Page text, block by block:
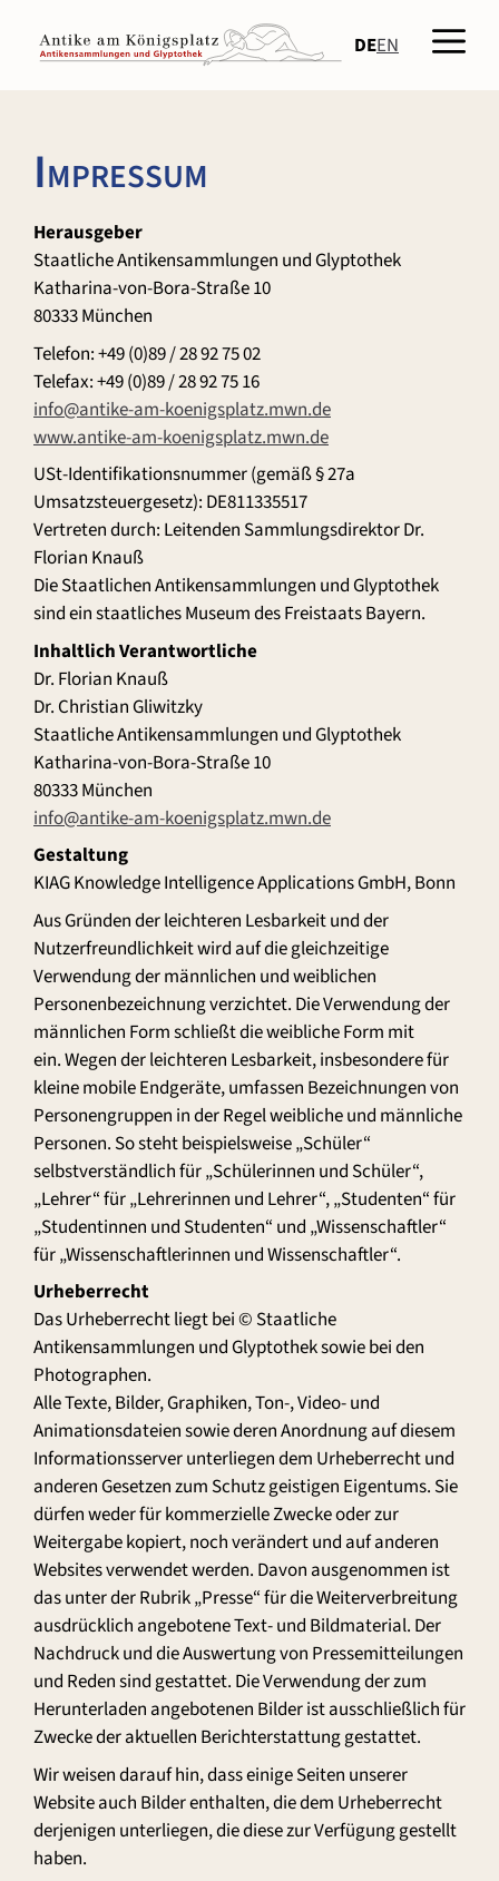
Inhalt
springen
DEEN
Impressum
Herausgeber
Staatliche Antikensammlungen und Glyptothek
Katharina-von-Bora-Straße 10
80333 München
Telefon: +49 (0)89 / 28 92 75 02
Telefax: +49 (0)89 / 28 92 75 16
info@antike-am-koenigsplatz.mwn.de
www.antike-am-koenigsplatz.mwn.de
USt-Identifikationsnummer (gemäß § 27a
Umsatzsteuergesetz): DE811335517
Vertreten durch: Leitenden Sammlungsdirektor Dr.
Florian Knauß
Die Staatlichen Antikensammlungen und Glyptothek
sind ein staatliches Museum des Freistaats Bayern.
Inhaltlich Verantwortliche
Dr. Florian Knauß
Dr. Christian Gliwitzky
Staatliche Antikensammlungen und Glyptothek
Katharina-von-Bora-Straße 10
80333 München
info@antike-am-koenigsplatz.mwn.de
Gestaltung
KIAG Knowledge Intelligence Applications GmbH, Bonn
Aus Gründen der leichteren Lesbarkeit und der
Nutzerfreundlichkeit wird auf die gleichzeitige
Verwendung der männlichen und weiblichen
Personenbezeichnung verzichtet. Die Verwendung der
männlichen Form schließt die weibliche Form mit
ein. Wegen der leichteren Lesbarkeit, insbesondere für
kleine mobile Endgeräte, umfassen Bezeichnungen von
Personengruppen in der Regel weibliche und männliche
Personen. So steht beispielsweise „Schüler“
selbstverständlich für „Schülerinnen und Schüler“,
„Lehrer“ für „Lehrerinnen und Lehrer“, „Studenten“ für
„Studentinnen und Studenten“ und „Wissenschaftler“
für „Wissenschaftlerinnen und Wissenschaftler“.
Urheberrecht
Das Urheberrecht liegt bei © Staatliche
Antikensammlungen und Glyptothek sowie bei den
Photographen.
Alle Texte, Bilder, Graphiken, Ton-, Video- und
Animationsdateien sowie deren Anordnung auf diesem
Informationsserver unterliegen dem Urheberrecht und
anderen Gesetzen zum Schutz geistigen Eigentums. Sie
dürfen weder für kommerzielle Zwecke oder zur
Weitergabe kopiert, noch verändert und auf anderen
Websites verwendet werden. Davon ausgenommen ist
das unter der Rubrik „Presse“ für die Weiterverbreitung
ausdrücklich angebotene Text- und Bildmaterial. Der
Nachdruck und die Auswertung von Pressemitteilungen
und Reden sind gestattet. Die Verwendung der zum
Herunterladen angebotenen Bilder ist ausschließlich für
Zwecke der aktuellen Berichterstattung gestattet.
Wir weisen darauf hin, dass einige Seiten unserer
Website auch Bilder enthalten, die dem Urheberrecht
derjenigen unterliegen, die diese zur Verfügung gestellt
haben.